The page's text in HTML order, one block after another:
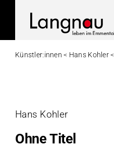
springen
Künstler:innen < Hans Kohler <
Hans Kohler
Ohne Titel